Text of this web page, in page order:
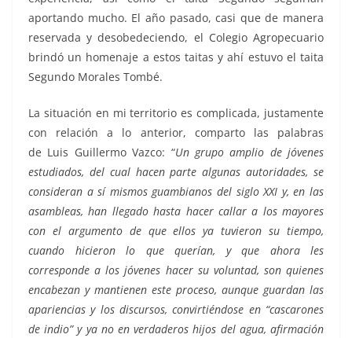
aportando mucho. El año pasado, casi que de manera
reservada y desobedeciendo, el Colegio Agropecuario
brindó un homenaje a estos taitas y ahí estuvo el taita
Segundo Morales Tombé.
La situación en mi territorio es complicada, justamente
con relación a lo anterior, comparto las palabras
de Luis Guillermo Vazco: “Un grupo amplio de jóvenes
estudiados, del cual hacen parte algunas autoridades, se
consideran a sí mismos guambianos del siglo XXI y, en las
asambleas, han llegado hasta hacer callar a los mayores
con el argumento de que ellos ya tuvieron su tiempo,
cuando hicieron lo que querían, y que ahora les
corresponde a los jóvenes hacer su voluntad, son quienes
encabezan y mantienen este proceso, aunque guardan las
apariencias y los discursos, convirtiéndose en “cascarones
de indio” y ya no en verdaderos hijos del agua, afirmación